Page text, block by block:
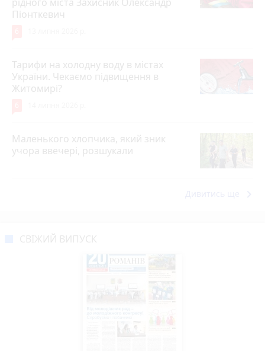
Піонткевич
Тарифи на холодну воду в містах
України. Чекаємо підвищення в
Житомирі?
Маленького хлопчика, який зник
учора ввечері, розшукали